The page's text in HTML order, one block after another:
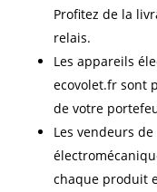
Profitez de la
relais.
Les appareils
ecovolet.fr sont
de votre
Les vendeurs
chaque produit